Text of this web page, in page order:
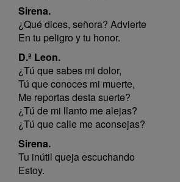
Sirena.
¿Qué dices, señora? Advierte
En tu peligro y tu honor.
D.ª Leon.
¿Tú que sabes mi dolor,
Tú que conoces mi muerte,
Me reportas desta suerte?
¿Tú de mi llanto me alejas?
¿Tú que calle me aconsejas?
Sirena.
Tu inútil queja escuchando
Estoy.